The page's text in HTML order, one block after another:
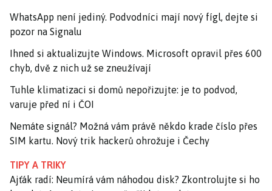
WhatsApp není jediný. Podvodníci mají nový fígl, dejte si
pozor na Signalu
Ihned si aktualizujte Windows. Microsoft opravil přes 600
chyb, dvě z nich už se zneužívají
Tuhle klimatizaci si domů nepořizujte: je to podvod,
varuje před ní i ČOI
Nemáte signál? Možná vám právě někdo krade číslo přes
SIM kartu. Nový trik hackerů ohrožuje i Čechy
TIPY A TRIKY
Ajťák radí: Neumírá vám náhodou disk? Zkontrolujte si ho